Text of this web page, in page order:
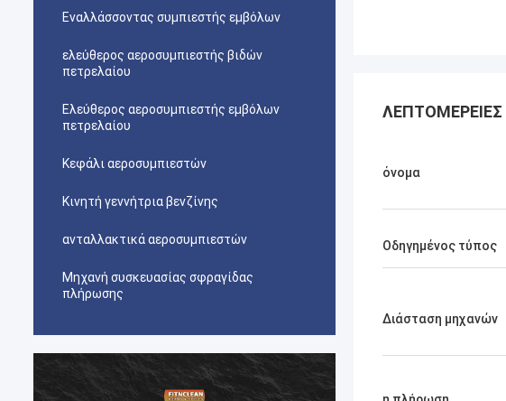
Εναλλάσσοντας συμπιεστής εμβόλων
ελεύθερος αεροσυμπιεστής βιδών
πετρελαίου
Ελεύθερος αεροσυμπιεστής εμβόλων
πετρελαίου
Κεφάλι αεροσυμπιεστών
Κινητή γεννήτρια βενζίνης
ανταλλακτικά αεροσυμπιεστών
Μηχανή συσκευασίας σφραγίδας
πλήρωσης
ΛΕΠΤΟΜΈΡΕΙΕΣ
όνομα
Οδηγημένος τύπος
Διάσταση μηχανών